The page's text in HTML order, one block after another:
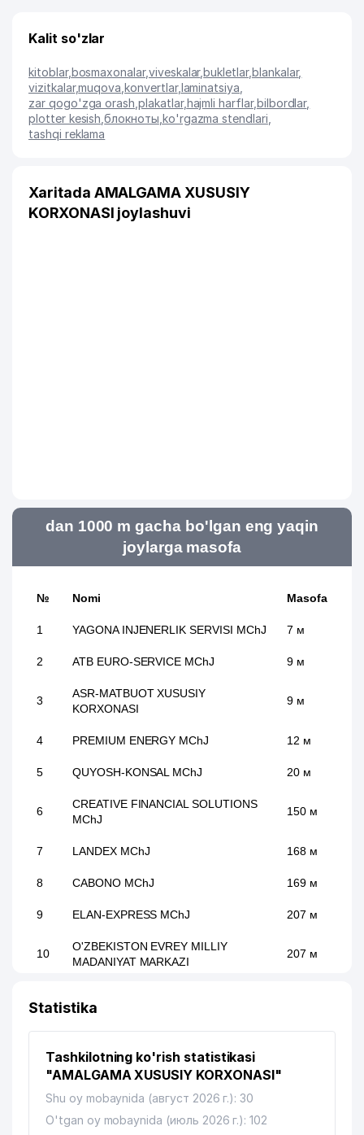
Kalit so'zlar
kitoblar,bosmaxonalar,viveskalar,bukletlar,blankalar,
vizitkalar,muqova ,konvertlar,laminatsiya
zar qogo'zga orash ,plakatlar,hajmli harflar,bilbordlar,
plotter kesish ,блокноты ko'rgazma stendlari
tashqi reklama
Xaritada AMALGAMA XUSUSIY
KORXONASI joylashuvi
dan 1000 m gacha bo'lgan eng yaqin
joylarga masofa
№ Nomi Masofa
1 YAGONA INJENERLIK SERVISI MChJ 7 м
2 ATB EURO-SERVICE MChJ 9 м
3
ASR-MATBUOT XUSUSIY
KORXONASI
9 м
4 PREMIUM ENERGY MChJ 12 м
5 QUYOSH-KONSAL MChJ 20 м
6
CREATIVE FINANCIAL SOLUTIONS
MChJ
150 м
7 LANDEX MChJ 168 м
8 CABONO MChJ 169 м
9 ELAN-EXPRESS MChJ 207 м
10
O'ZBEKISTON EVREY MILLIY
MADANIYAT MARKAZI
207 м
12 213 м
GOLD YUSTINA ADVOKATLAR
14 ELEKTRTARMOQQURILISH AJ
Statistika
Tashkilotning ko'rish statistikasi
"AMALGAMA XUSUSIY KORXONASI"
Shu oy mobaynida (август 2026 г.): 30
O'tgan oy mobaynida (июль 2026 г.): 102